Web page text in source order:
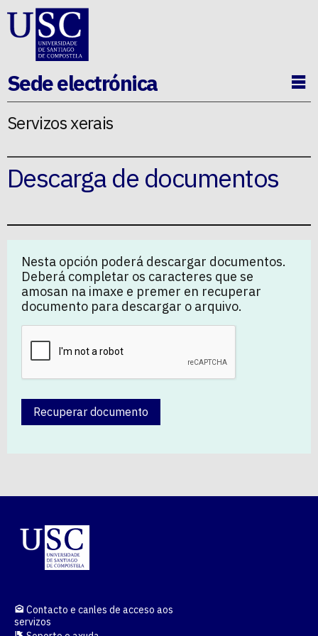
Ir ao contido da p�xina
Sede electrónica
Servizos xerais
Descarga de documentos
Nesta opción poderá descargar documentos.
Deberá completar os caracteres que se
amosan na imaxe e premer en recuperar
documento para descargar o arquivo.
Recuperar documento
Contacto e canles de acceso aos
servizos